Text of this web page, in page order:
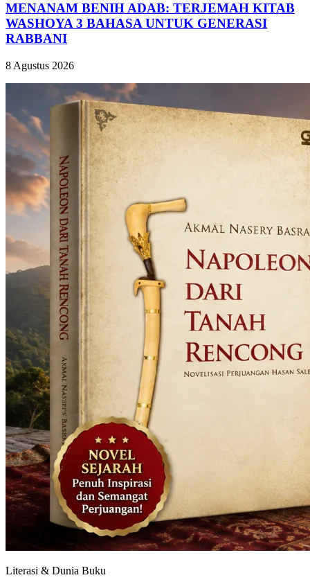
MENANAM BENIH ADAB: TERJEMAH KITAB
WASHOYA 3 BAHASA UNTUK GENERASI
RABBANI
8 Agustus 2026
Literasi & Dunia Buku